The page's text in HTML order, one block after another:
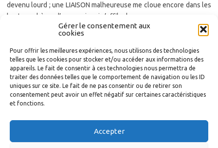
Gérer le consentement aux
cookies
Pour offrir les meilleures expériences, nous utilisons des technologies
telles que les cookies pour stocker et/ou accéder aux informations des
appareils. Le fait de consentir à ces technologies nous permettra de
traiter des données telles que le comportement de navigation ou les ID
uniques sur ce site. Le fait de ne pas consentir ou de retirer son
consentement peut avoir un effet négatif sur certaines caractéristiques
et fonctions.
Accepter
devenu lourd ; une LIAISON malheureuse me cloue encore dans les
hautes sphères d’un espoir qui s’effiloche.
Il me faut donc redescendre, heure après heure, nuit après nuit.
Déchirer mes JUPES de tristesse, accepter d’avoir perdu, de souffrir
bêtement. Mais chaque descente menant aux réalités de
l’existence n’est parfois qu’ ÉPINES, je le sais. Un sourire m’effleure,
demain se précise dans cet ailleurs que je dois construire..
Mentions légales-